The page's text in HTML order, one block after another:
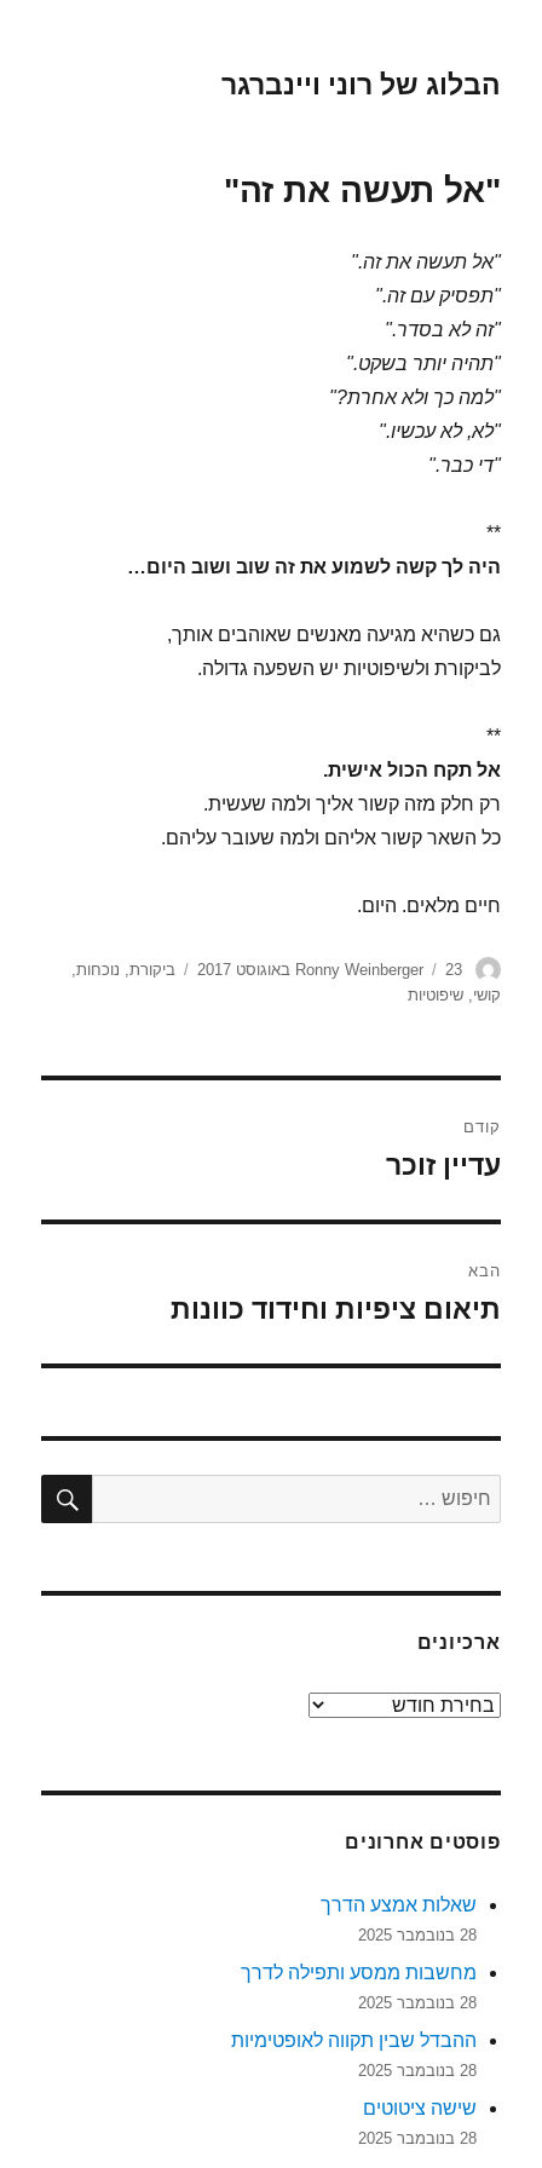
הבלוג של רוני ויינברגר
"אל תעשה את זה"
"אל תעשה את זה."
"תפסיק עם זה."
"זה לא בסדר."
"תהיה יותר בשקט."
"למה כך ולא אחרת?"
"לא, לא עכשיו."
"די כבר."
**
היה לך קשה לשמוע את זה שוב ושוב היום…
גם כשהיא מגיעה מאנשים שאוהבים אותך,
לביקורת ולשיפוטיות יש השפעה גדולה.
**
אל תקח הכול אישית.
רק חלק מזה קשור אליך ולמה שעשית.
כל השאר קשור אליהם ולמה שעובר עליהם.
חיים מלאים. היום.
מחבר Ronny Weinberger
פורסם
בתאריך
23 באוגוסט 2017 תגיות
ביקורת, נוכחות,
קושי,שיפוטיות
קודם
הפוסט
עדיין זוכר
הבא
הפוסט
תיאום ציפיות וחידוד כוונות
חפש:
ארכיונים
ארכיונים
פוסטים אחרונים
שאלות אמצע הדרך
28 בנובמבר 2025
מחשבות ממסע ותפילה לדרך
28 בנובמבר 2025
ההבדל שבין תקווה לאופטימיות
28 בנובמבר 2025
שישה ציטוטים
28 בנובמבר 2025